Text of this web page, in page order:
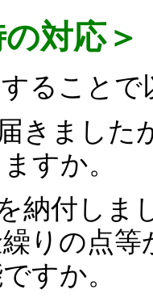
対応＞
ること
きました
すか。
納付しま
りの点
すか。